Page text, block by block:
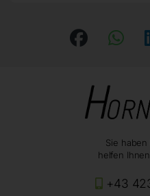
Sie
helfen
+43